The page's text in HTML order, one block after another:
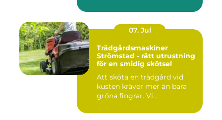
07. Jul
Trädgårdsmaskiner
Strömstad - rätt utrustning
för en smidig skötsel
Att sköta en trädgård vid
kusten kräver mer än bara
gröna fingrar. Vi...